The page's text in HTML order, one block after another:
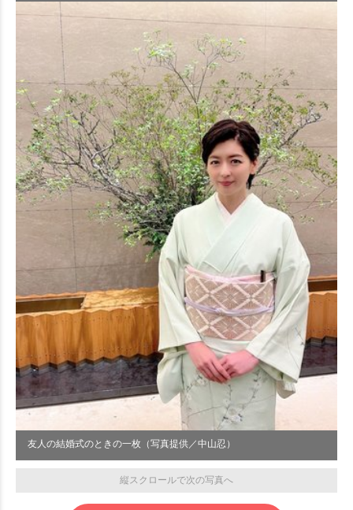
友人の結婚式のときの一枚（写真提供／中山忍）
縦スクロールで次の写真へ